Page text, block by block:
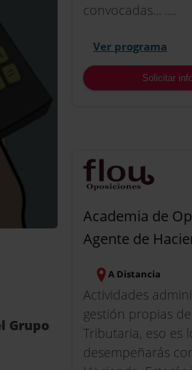
Grupo
convocadas... ....
Ver programa
Solicitar
Academia de
Agente de
A Distancia
Actividades
gestión propias
Tributaria, eso es
desempeñarás